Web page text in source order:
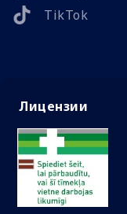
TikTok
Лицензии